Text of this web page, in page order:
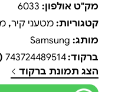
מק"ט אולפון: 6033
קטגוריות: מטעני קיר,
מותג: Samsung
ברקוד:743724489514
(UPCA)
הצג תמונת ברקוד